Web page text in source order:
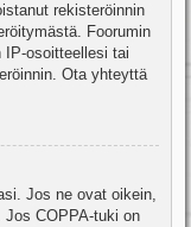
rekisteröinnin
Foorumin
IP-osoitteellesi tai
Ota yhteyttä
Jos ne ovat oikein,
COPPA-tuki on